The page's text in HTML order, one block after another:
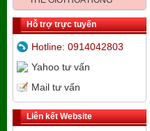
Hỗ trợ trực tuyến
Hotline: 0914042803
Yahoo tư vấn
Mail tư vấn
Liên kết Website